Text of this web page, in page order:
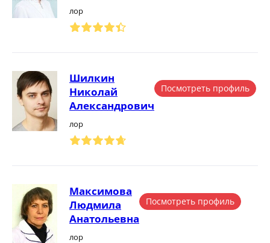
лор
Шилкин
Николай
Александрович
лор
Посмотреть профиль
Максимова
Людмила
Анатольевна
лор
Посмотреть профиль